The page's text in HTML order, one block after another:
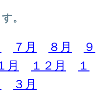
。
７月 ８月
９
月 １２月
１
３月